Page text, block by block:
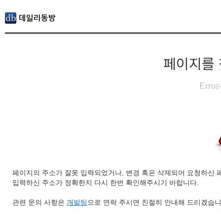
페이지를
페이지의 주소가 잘못 입력되었거나, 변경 혹은 삭제되어 요청하신
입력하신 주소가 정확한지 다시 한번 확인해주시기 바랍니다.
관련 문의 사항은 개발팀 으로 연락 주시면 친절히 안내해 드리겠습